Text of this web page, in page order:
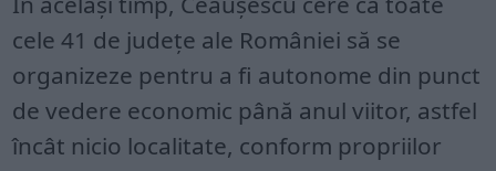
cele 41 de județe ale României să se
organizeze pentru a fi autonome din punct
de vedere economic până anul viitor, astfel
încât nicio localitate, conform propriilor